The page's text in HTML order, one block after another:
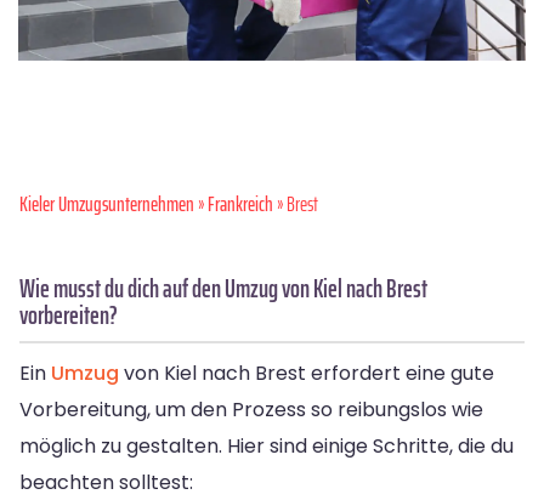
Kieler Umzugsunternehmen»Frankreich» Brest
Wie musst du dich auf den Umzug von Kiel nach Brest
vorbereiten?
Ein Umzug von Kiel nach Brest erfordert eine gute
Vorbereitung, um den Prozess so reibungslos wie
möglich zu gestalten. Hier sind einige Schritte, die du
beachten solltest: